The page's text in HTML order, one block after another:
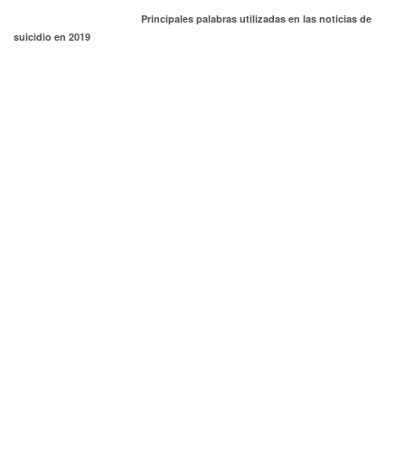
Principales palabras utilizadas en las noticias de
suicidio en 2019